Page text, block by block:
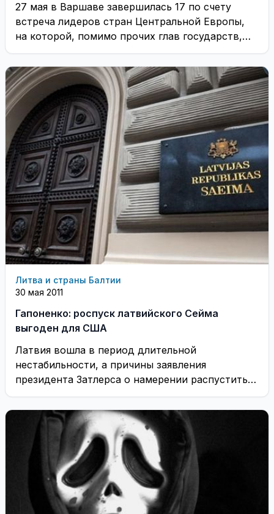
27 мая в Варшаве завершилась 17 по счету
встреча лидеров стран Центральной Европы,
на которой, помимо прочих глав государств,
присутствовали ...
Литва и страны Балтии
30 мая 2011
Гапоненко: роспуск латвийского Сейма
выгоден для США
Латвия вошла в период длительной
нестабильности, а причины заявления
президента Затлерса о намерении распустить
Сейм находятся за пределами Латвии, заявил ...